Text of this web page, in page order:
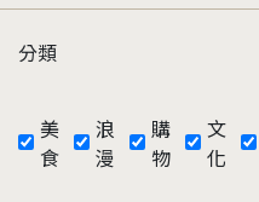
分類
美
食
浪
漫
購
物
文
化